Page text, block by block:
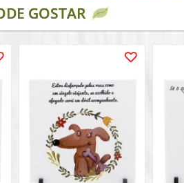
GOSTAR